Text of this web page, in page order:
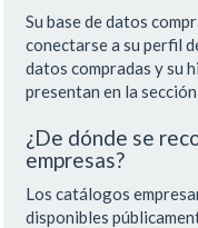
Su base de datos
conectarse a su perfil
datos compradas y su
presentan en la sección
¿De dónde se
empresas?
Los catálogos
disponibles